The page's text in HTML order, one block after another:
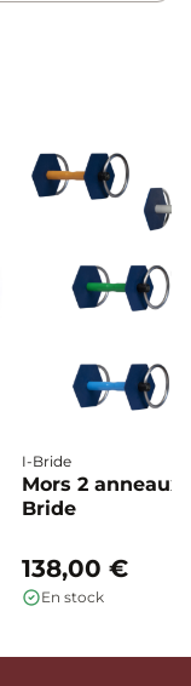
I-Bride
Mors 2
Bride
138,00 €
En stock